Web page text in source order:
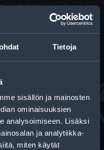
Tietoja
sisällön ja mainosten
ominaisuuksien
analysoimiseen. Lisäksi
ja analytiikka-
miten käytät
kokoisen renkaan,
tilillä. Saat